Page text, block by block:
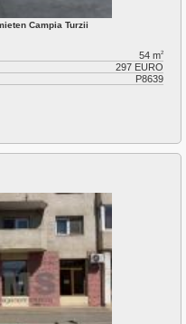
Campia Turzii
54 m2
297 EURO
P8639